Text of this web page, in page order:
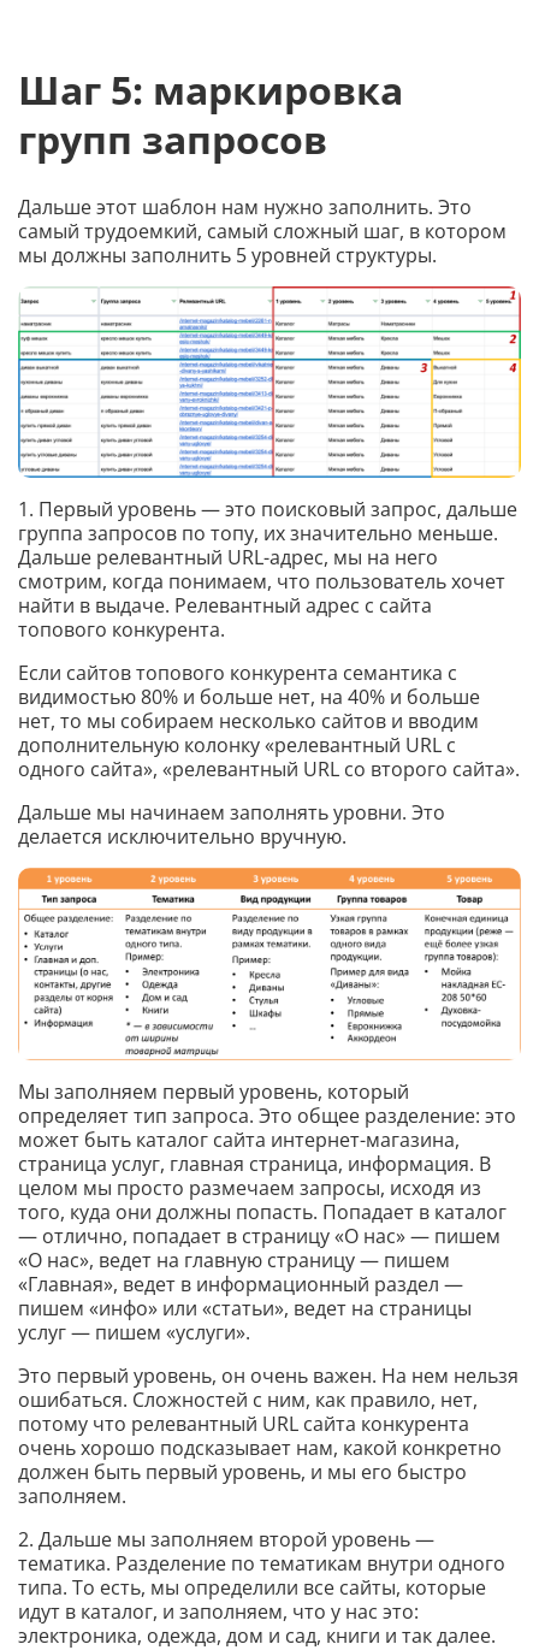
Шаг 5: маркировка
групп запросов
Дальше этот шаблон нам нужно заполнить. Это
самый трудоемкий, самый сложный шаг, в котором
мы должны заполнить 5 уровней структуры.
1. Первый уровень — это поисковый запрос, дальше
группа запросов по топу, их значительно меньше.
Дальше релевантный URL-адрес, мы на него
смотрим, когда понимаем, что пользователь хочет
найти в выдаче. Релевантный адрес с сайта
топового конкурента.
Если сайтов топового конкурента семантика с
видимостью 80% и больше нет, на 40% и больше
нет, то мы собираем несколько сайтов и вводим
дополнительную колонку «релевантный URL с
одного сайта», «релевантный URL со второго сайта».
Дальше мы начинаем заполнять уровни. Это
делается исключительно вручную.
Мы заполняем первый уровень, который
определяет тип запроса. Это общее разделение: это
может быть каталог сайта интернет-магазина,
страница услуг, главная страница, информация. В
целом мы просто размечаем запросы, исходя из
того, куда они должны попасть. Попадает в каталог
— отлично, попадает в страницу «О нас» — пишем
«О нас», ведет на главную страницу — пишем
«Главная», ведет в информационный раздел —
пишем «инфо» или «статьи», ведет на страницы
услуг — пишем «услуги».
Это первый уровень, он очень важен. На нем нельзя
ошибаться. Сложностей с ним, как правило, нет,
потому что релевантный URL сайта конкурента
очень хорошо подсказывает нам, какой конкретно
должен быть первый уровень, и мы его быстро
заполняем.
2. Дальше мы заполняем второй уровень —
тематика. Разделение по тематикам внутри одного
типа. То есть, мы определили все сайты, которые
идут в каталог, и заполняем, что у нас это:
электроника, одежда, дом и сад, книги и так далее.